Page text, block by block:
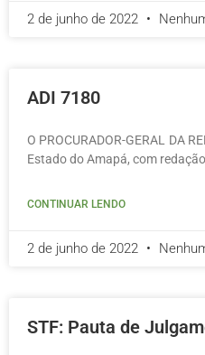
2 de junho de 2022
ADI 7180
O PROCURADOR-GERAL DA
Estado do Amapá, com
CONTINUAR LENDO
2 de junho de 2022
STF: Pauta de